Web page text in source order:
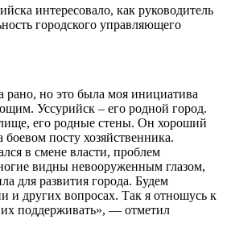
интересовало, как руководитель
городского управляющего
рано, но это была моя инициатива
Уссурийск – его родной город.
его родные стены. Он хороший
посту хозяйственника.
в смене власти, проблем
видны невооруженным глазом,
для развития города. Будем
и других вопросах. Так я отношусь к
поддерживать», — отметил